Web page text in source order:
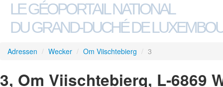
LE GÉOPORTAIL NATIONAL
DU GRAND-DUCHÉ DE
Adressen / Wecker / Om Viischtebierg / 3
3, Om Viischtebierg, L-6869